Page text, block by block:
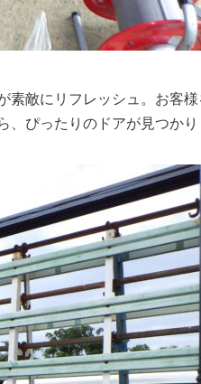
敵にリフレッシュ。お客様
ぴったりのドアが見つかり